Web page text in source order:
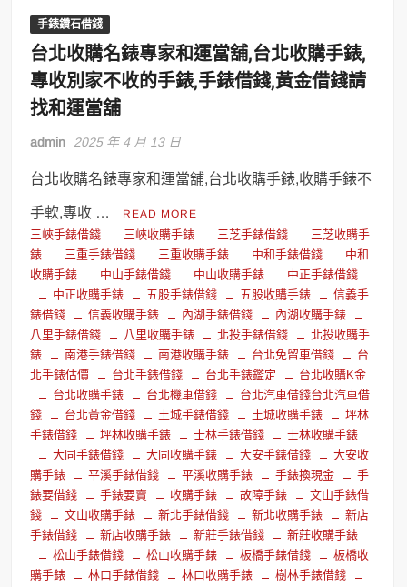
手錶鑽石借錢
台北收購名錶專家和運當舖,台北收購手錶,
專收別家不收的手錶,手錶借錢,黃金借錢請
找和運當舖
admin 2025 年 4 月 13 日
台北收購名錶專家和運當舖,台北收購手錶,收購手錶不
手軟,專收 … READ MORE
三峽手錶借錢 三峽收購手錶 三芝手錶借錢
三芝收購手
錶
三重手錶借錢 三重收購手錶 中和手錶借錢
中和
收購手錶
中山手錶借錢 中山收購手錶
中正手錶借錢
中正收購手錶
五股手錶借錢 五股收購手錶
信義手
錶借錢
信義收購手錶 內湖手錶借錢
內湖收購手錶
八里手錶借錢
八里收購手錶 北投手錶借錢
北投收購手
錶
南港手錶借錢 南港收購手錶 台北免留車借錢
台
北手錶估價
台北手錶借錢 台北手錶鑑定
台北收購K金
台北收購手錶
台北機車借錢
台北汽車借錢台北汽車借
錢
台北黃金借錢 土城手錶借錢 土城收購手錶
坪林
手錶借錢
坪林收購手錶 士林手錶借錢
士林收購手錶
大同手錶借錢
大同收購手錶 大安手錶借錢
大安收
購手錶
平溪手錶借錢 平溪收購手錶 手錶換現金
手
錶要借錢
手錶要賣 收購手錶 故障手錶
文山手錶借
錢
文山收購手錶 新北手錶借錢 新北收購手錶
新店
手錶借錢
新店收購手錶 新莊手錶借錢
新莊收購手錶
松山手錶借錢
松山收購手錶 板橋手錶借錢
板橋收
購手錶
林口手錶借錢 林口收購手錶
樹林手錶借錢